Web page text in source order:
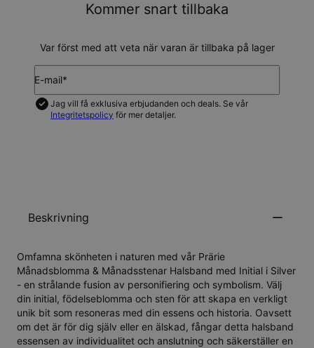
Kommer snart tillbaka
Var först med att veta när varan är tillbaka på lager
E-mail*
Jag vill få exklusiva erbjudanden och deals. Se vår
Integritetspolicy för mer detaljer.
Beskrivning
Omfamna skönheten i naturen med vår Prärie
Månadsblomma & Månadsstenar Halsband med Initial i Silver
- en strålande fusion av personifiering och symbolism. Välj
din initial, födelseblomma och sten för att skapa en verkligt
unik bit som resoneras med din essens och historia. Oavsett
om det är för dig själv eller en älskad, fångar detta halsband
essensen av individualitet och anslutning och säkerställer en